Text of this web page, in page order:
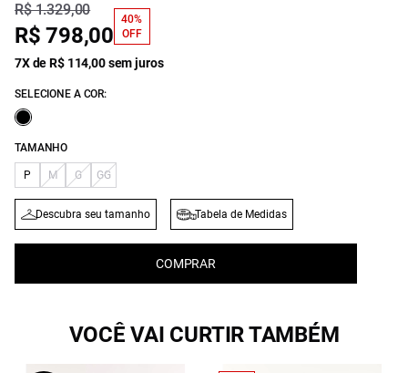
R$ 1.329,00
R$ 798,00
40%
OFF
7X de R$ 114,00 sem juros
SELECIONE A COR:
TAMANHO
P M G GG
Descubra seu tamanho Tabela de Medidas
COMPRAR
VOCÊ VAI CURTIR TAMBÉM